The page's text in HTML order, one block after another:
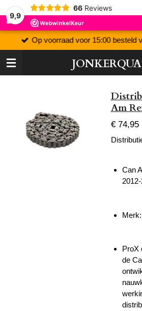
9,9
66 Reviews
Op voorraad voor 15:00 besteld
Am
€ 74,95
Can
ProX
de